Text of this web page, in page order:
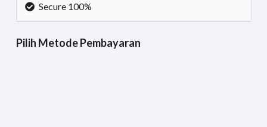
Secure 100%
Pilih Metode Pembayaran